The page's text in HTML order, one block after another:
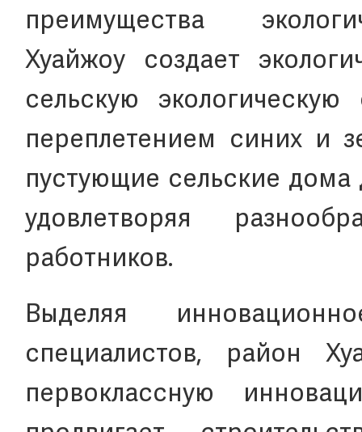
преимущества
Хуайжоу создает
сельскую
переплетением синих и
пустующие сельские дома
удовлетворяя
работников.
Выделяя
специалистов, район
первоклассную